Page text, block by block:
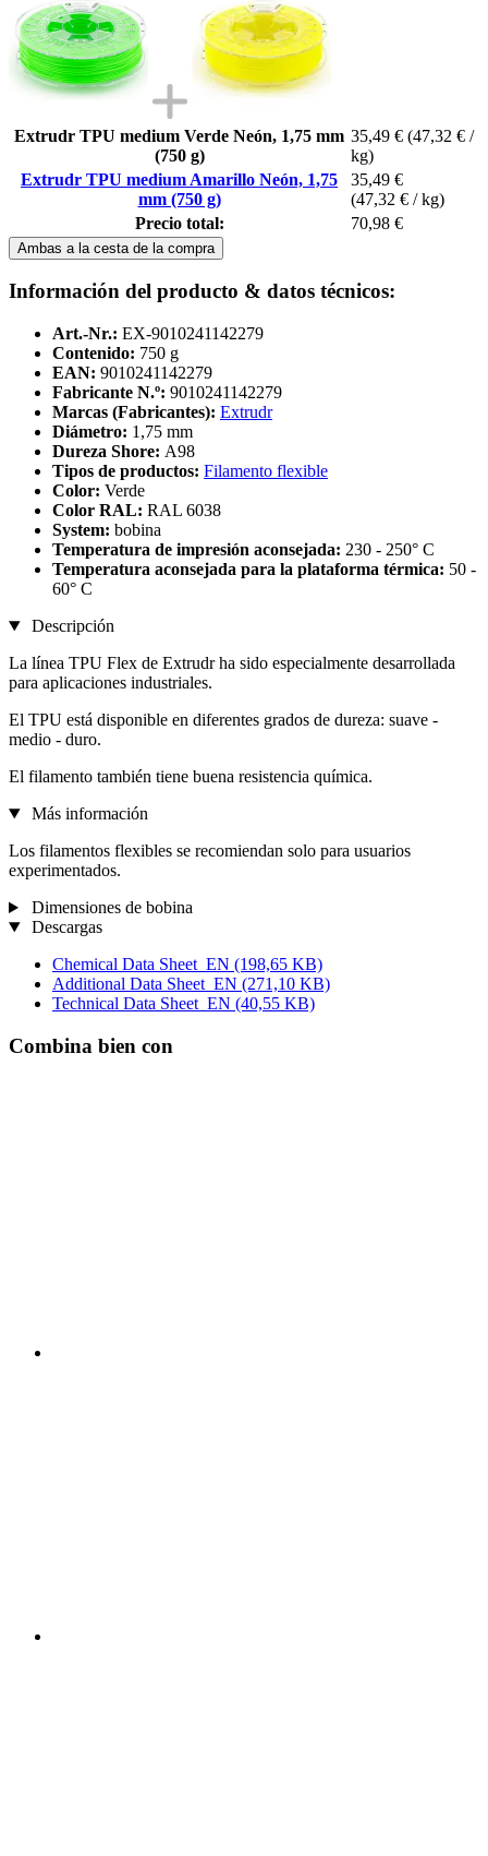
Extrudr TPU medium Verde Neón, 1,75 mm
(750 g)
35,49 € (47,32 € /
kg)
Extrudr TPU medium Amarillo Neón, 1,75
mm (750 g)
35,49 €
(47,32 € / kg)
Precio total:
70,98 €
Ambas a la cesta de la compra
Información del producto & datos técnicos:
Art.-Nr.: EX-9010241142279
Contenido: 750 g
EAN: 9010241142279
Fabricante N.º: 9010241142279
Marcas (Fabricantes): Extrudr
Diámetro: 1,75 mm
Dureza Shore: A98
Tipos de productos: Filamento flexible
Color: Verde
Color RAL: RAL 6038
System: bobina
Temperatura de impresión aconsejada: 230 - 250° C
Temperatura aconsejada para la plataforma térmica: 50 -
60° C
Descripción
La línea TPU Flex de Extrudr ha sido especialmente desarrollada
para aplicaciones industriales.
El TPU está disponible en diferentes grados de dureza: suave -
medio - duro.
El filamento también tiene buena resistencia química.
Más información
Los filamentos flexibles se recomiendan solo para usuarios
experimentados.
Dimensiones de bobina
Descargas
Chemical Data Sheet_EN (198,65 KB)
Additional Data Sheet_EN (271,10 KB)
Technical Data Sheet_EN (40,55 KB)
Combina bien con